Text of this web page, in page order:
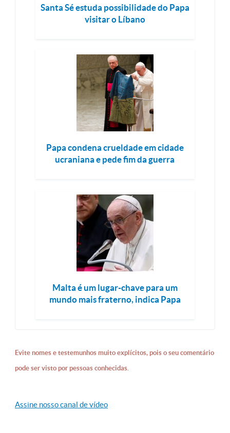
Santa Sé estuda possibilidade do Papa
visitar o Líbano
Papa condena crueldade em cidade
ucraniana e pede fim da guerra
Malta é um lugar-chave para um
mundo mais fraterno, indica Papa
Evite nomes e testemunhos muito explícitos, pois o seu comentário
pode ser visto por pessoas conhecidas.
Assine nosso canal de vídeo